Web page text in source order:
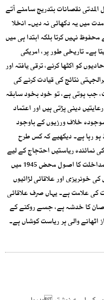
نقصانات بتدریج سامنے آتے
میں یہ دکھائی نہ دیں۔ انخلا
نہیں کرتا بلکہ ابتدا ہی میں
ہے۔ تاریخی طور پر، امریکی
کو اکٹھا کرنے، ترقی یافتہ اور
نتائج کی قیادت کرنے کی
جب ہوتی ہے، تو خود بخود سابقہ
دینی پڑتی ہیں اور اعتماد
موجودہ خلاف ورزیوں کے باوجود
رہا ہے۔ دیکھیے کہ کس طرح
نمائندہ ریاستیں احتجاج کے لیے
کھڑی ہو گئی ہیں۔ جنگ کے خلاف اور عدم مداخلت کا اصول محض 1945 میں
کی خونریزی اور علاقائی لڑائیوں
کی علامت ہے۔ یہاں صرف علاقائی
کا خدشہ ہے، جسے روکنے کے
اٹھانے والی ہر ریاست کوشاں ہے۔